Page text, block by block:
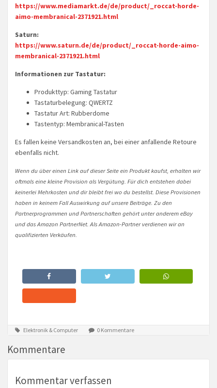
https://www.mediamarkt.de/de/product/_roccat-horde-
aimo-membranical-2371921.html
Saturn:
https://www.saturn.de/de/product/_roccat-horde-aimo-
membranical-2371921.html
Informationen zur Tastatur:
Produkttyp: Gaming Tastatur
Tastaturbelegung: QWERTZ
Tastatur Art: Rubberdome
Tastentyp: Membranical-Tasten
Es fallen keine Versandkosten an, bei einer anfallende Retoure
ebenfalls nicht.
Wenn du über einen Link auf dieser Seite ein Produkt kaufst, erhalten wir
oftmals eine kleine Provision als Vergütung. Für dich entstehen dabei
keinerlei Mehrkosten und dir bleibt frei wo du bestellst. Diese Provisionen
haben in keinem Fall Auswirkung auf unsere Beiträge. Zu den
Partnerprogrammen und Partnerschaften gehört unter anderem eBay
und das Amazon PartnerNet. Als Amazon-Partner verdienen wir an
qualifizierten Verkäufen.
Elektronik & Computer 0 Kommentare
Kommentare
Kommentar verfassen